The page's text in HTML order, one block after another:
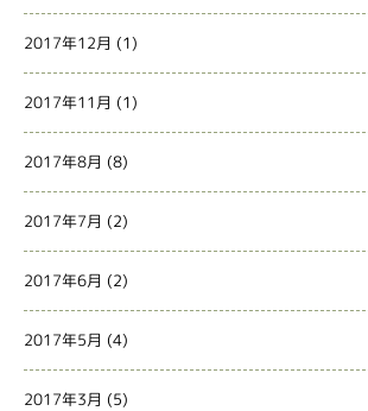
2017年12月 (1)
2017年11月 (1)
2017年8月 (8)
2017年7月 (2)
2017年6月 (2)
2017年5月 (4)
2017年3月 (5)